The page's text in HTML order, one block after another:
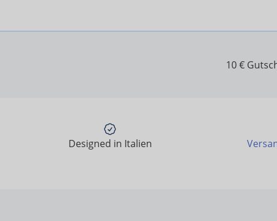
10 €
Designed in Italien